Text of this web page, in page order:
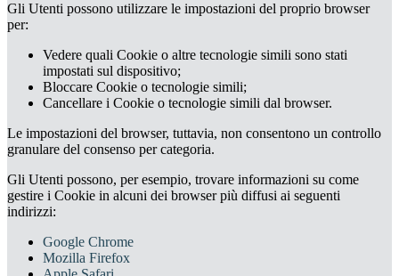
Gli Utenti possono utilizzare le impostazioni del proprio browser
per:
Vedere quali Cookie o altre tecnologie simili sono stati
impostati sul dispositivo;
Bloccare Cookie o tecnologie simili;
Cancellare i Cookie o tecnologie simili dal browser.
Le impostazioni del browser, tuttavia, non consentono un controllo
granulare del consenso per categoria.
Gli Utenti possono, per esempio, trovare informazioni su come
gestire i Cookie in alcuni dei browser più diffusi ai seguenti
indirizzi:
Google Chrome
Mozilla Firefox